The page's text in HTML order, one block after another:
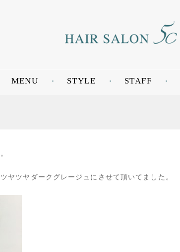
MENU STYLE STAFF
ヤツヤダークグレージュにさせて頂いてました。